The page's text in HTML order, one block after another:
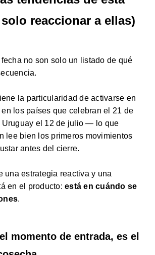
reaccionar a ellas)
no son solo un listado de qué
la particularidad de activarse en
los países que celebran el 21 de
Uruguay el 12 de julio — lo que
lee bien los primeros movimientos
antes del cierre.
una estrategia reactiva y una
en el producto: está en cuándo se
.
momento de entrada, es el